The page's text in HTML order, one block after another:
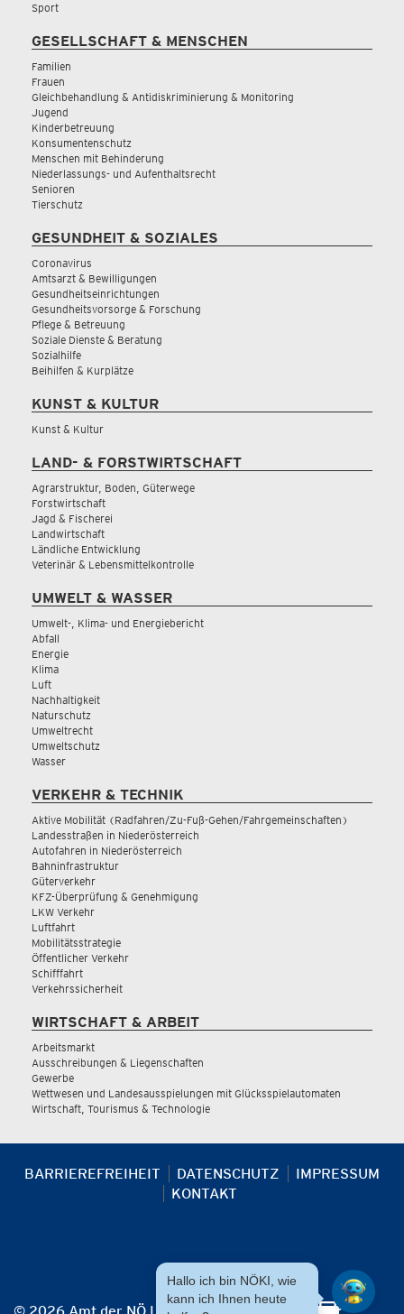
Sport
GESELLSCHAFT & MENSCHEN
Familien
Frauen
Gleichbehandlung & Antidiskriminierung & Monitoring
Jugend
Kinderbetreuung
Konsumentenschutz
Menschen mit Behinderung
Niederlassungs- und Aufenthaltsrecht
Senioren
Tierschutz
GESUNDHEIT & SOZIALES
Coronavirus
Amtsarzt & Bewilligungen
Gesundheitseinrichtungen
Gesundheitsvorsorge & Forschung
Pflege & Betreuung
Soziale Dienste & Beratung
Sozialhilfe
Beihilfen & Kurplätze
KUNST & KULTUR
Kunst & Kultur
LAND- & FORSTWIRTSCHAFT
Agrarstruktur, Boden, Güterwege
Forstwirtschaft
Jagd & Fischerei
Landwirtschaft
Ländliche Entwicklung
Veterinär & Lebensmittelkontrolle
UMWELT & WASSER
Umwelt-, Klima- und Energiebericht
Abfall
Energie
Klima
Luft
Nachhaltigkeit
Naturschutz
Umweltrecht
Umweltschutz
Wasser
VERKEHR & TECHNIK
Aktive Mobilität (Radfahren/Zu-Fuß-Gehen/Fahrgemeinschaften)
Landesstraßen in Niederösterreich
Autofahren in Niederösterreich
Bahninfrastruktur
Güterverkehr
KFZ-Überprüfung & Genehmigung
LKW Verkehr
Luftfahrt
Mobilitätsstrategie
Öffentlicher Verkehr
Schifffahrt
Verkehrssicherheit
WIRTSCHAFT & ARBEIT
Arbeitsmarkt
Ausschreibungen & Liegenschaften
Gewerbe
Wettwesen und Landesausspielungen mit Glücksspielautomaten
Wirtschaft, Tourismus & Technologie
BARRIEREFREIHEIT DATENSCHUTZ
IMPRESSUM
KONTAKT
Hallo ich bin NÖKI, wie
kann ich Ihnen heute